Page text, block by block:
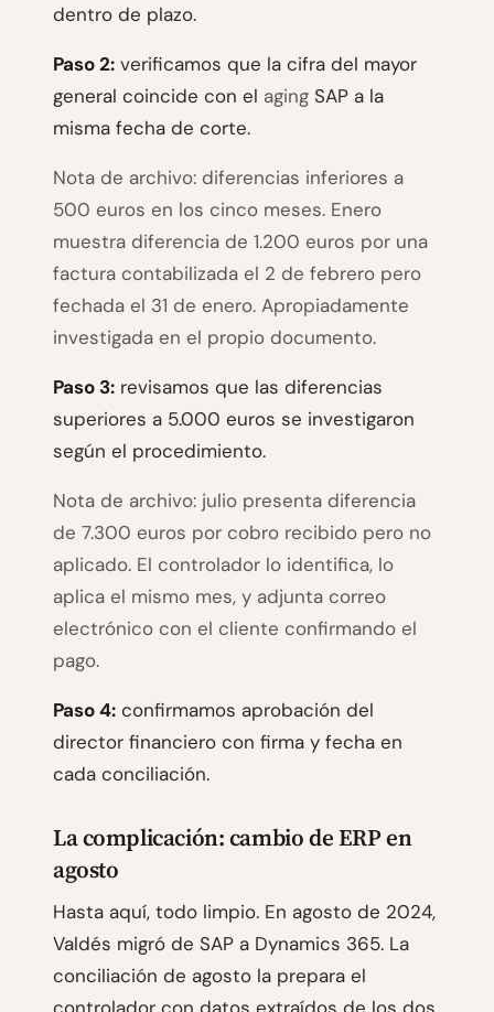
dentro de plazo.
Paso 2: verificamos que la cifra del mayor
general coincide con el aging SAP a la
misma fecha de corte.
Nota de archivo: diferencias inferiores a
500 euros en los cinco meses. Enero
muestra diferencia de 1.200 euros por una
factura contabilizada el 2 de febrero pero
fechada el 31 de enero. Apropiadamente
investigada en el propio documento.
Paso 3: revisamos que las diferencias
superiores a 5.000 euros se investigaron
según el procedimiento.
Nota de archivo: julio presenta diferencia
de 7.300 euros por cobro recibido pero no
aplicado. El controlador lo identifica, lo
aplica el mismo mes, y adjunta correo
electrónico con el cliente confirmando el
pago.
Paso 4: confirmamos aprobación del
director financiero con firma y fecha en
cada conciliación.
La complicación: cambio de ERP en
agosto
Hasta aquí, todo limpio. En agosto de 2024,
Valdés migró de SAP a Dynamics 365. La
conciliación de agosto la prepara el